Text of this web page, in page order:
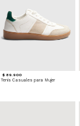
$ 89.900
Tenis Casuales para Mujer